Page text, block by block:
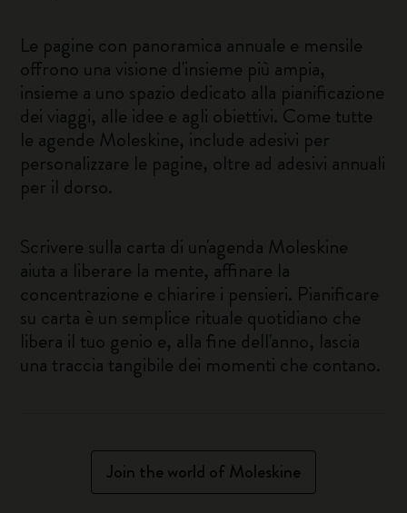
Le pagine con panoramica annuale e mensile
offrono una visione d'insieme più ampia,
insieme a uno spazio dedicato alla pianificazione
dei viaggi, alle idee e agli obiettivi. Come tutte
le agende Moleskine, include adesivi per
personalizzare le pagine, oltre ad adesivi annuali
per il dorso.
Scrivere sulla carta di un'agenda Moleskine
aiuta a liberare la mente, affinare la
concentrazione e chiarire i pensieri. Pianificare
su carta è un semplice rituale quotidiano che
libera il tuo genio e, alla fine dell'anno, lascia
una traccia tangibile dei momenti che contano.
Join the world of Moleskine